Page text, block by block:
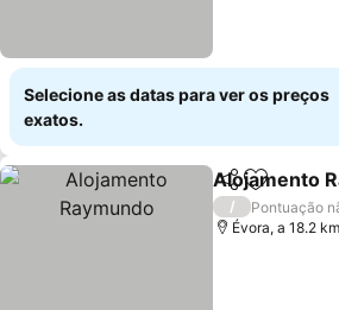
Selecione as datas para ver os preços
exatos.
Partilhar
Alojamento
/
Pontuação
Évora, a 18.2